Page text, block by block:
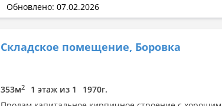
Обновлено: 07.02.2026
Складское помещение, Боровка
353м2 1 этаж из 1
1970г.